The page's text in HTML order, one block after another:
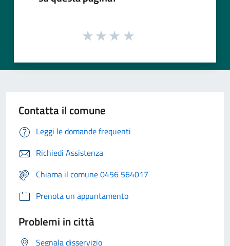
Contatta il comune
Leggi le domande frequenti
Richiedi Assistenza
Chiama il comune 0456 564017
Prenota un appuntamento
Problemi in città
Segnala disservizio